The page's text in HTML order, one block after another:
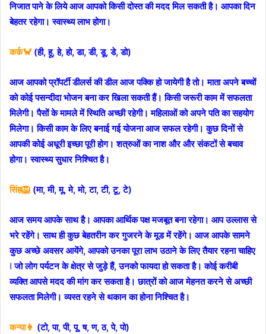
निजात पाने के लिये आज आपको किसी दोस्त की मदद मिल सकती है। आपका दिन
बेहतर रहेगा। स्वास्थ्य लाभ होगा।
कर्क🦀 (ही, हू, हे, हो, डा, डी, डू, डे, डो)
आज आपको प्रॉपर्टी डीलर्स की डील आज पक्कि हो जायेगी है तो। माता अपने बच्चों
को कोई पसन्दीदा भोजन बना कर खिला सकती हैं। किसी जरूरी काम में सफलता
मिलेगी। पैसों के मामले में स्थिति अच्छी रहेगी। महिलाओं को अपने पति का सहयोग
मिलेगा। किसी काम के लिए बनाई गई योजना आज सफल रहेगी। कुछ दिनों से
आपकी कोई अधूरी इच्छा पूरी होग। शत्रुओं का नाश और और संकटों से बचाव
होगा। स्वास्थ्य सुधार निश्चित है।
सिंह🦁 (मा, मी, मू, मे, मो, टा, टी, टू, टे)
आज समय आपके साथ है। आपका आर्थिक पक्ष मजबूत बना रहेगा। आप उल्लास से
भरे रहेंगे। साथ ही कुछ बेहतरीन कर गुजरने के मूड में रहेंगे। आज आपके सामने
कुछ अच्छे अवसर आयेंगे, आपको उनका पूरा लाभ उठाने के लिए तैयार रहना चाहिए
ǀ जो लोग पर्यटन के क्षेत्र से जुड़े हैं, उनको फायदा हो सकता है। कोई करीबी
व्यक्ति आपसे मदद की मांग कर सकता है। छात्रों को आज मेहनत करने से अच्छी
सफलता मिलेगी। व्यस्त रहने से थकान का होना निश्चित है।
कन्या👩 (टो, पा, पी, पू, ष, ण, ठ, पे, पो)